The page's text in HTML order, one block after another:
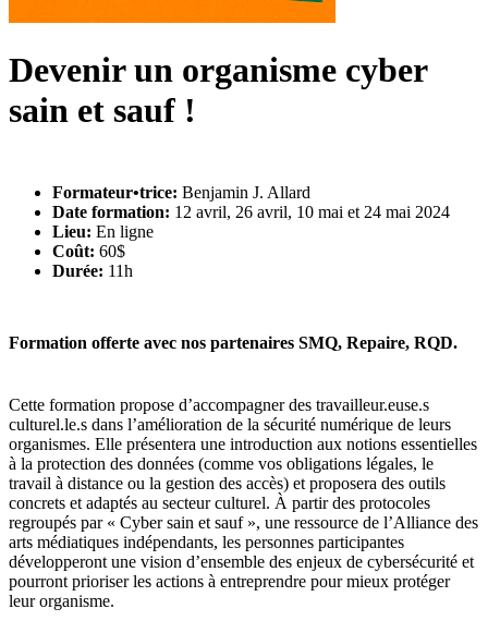
Devenir un organisme cyber
sain et sauf !
Formateur•trice: Benjamin J. Allard
Date formation: 12 avril, 26 avril, 10 mai et 24 mai 2024
Lieu: En ligne
Coût: 60$
Durée: 11h
Formation offerte avec nos partenaires SMQ, Repaire, RQD.
Cette formation propose d’accompagner des travailleur.euse.s
culturel.le.s dans l’amélioration de la sécurité numérique de leurs
organismes. Elle présentera une introduction aux notions essentielles
à la protection des données (comme vos obligations légales, le
travail à distance ou la gestion des accès) et proposera des outils
concrets et adaptés au secteur culturel. À partir des protocoles
regroupés par « Cyber sain et sauf », une ressource de l’Alliance des
arts médiatiques indépendants, les personnes participantes
développeront une vision d’ensemble des enjeux de cybersécurité et
pourront prioriser les actions à entreprendre pour mieux protéger
leur organisme.